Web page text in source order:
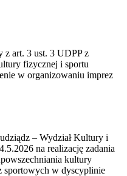
z art. 3 ust. 3 UDPP z
fizycznej i sportu
w organizowaniu imprez
– Wydział Kultury i
na realizację zadania
kultury
sportowych w dyscyplinie